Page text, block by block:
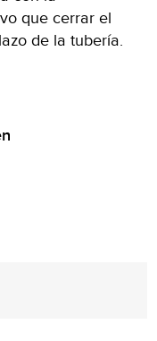
que cerrar el
de la tubería.